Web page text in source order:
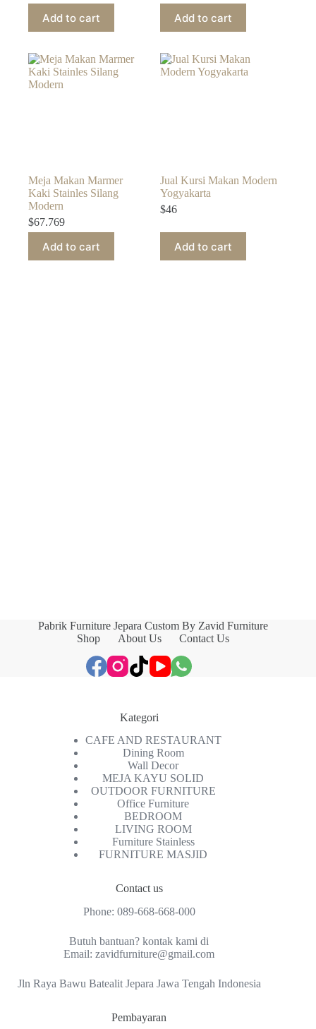
Add to cart Add to cart
Meja Makan Marmer
Kaki Stainles Silang
Modern
$67.769
Add to cart
Jual Kursi Makan Modern
Yogyakarta
$46
Add to cart
Pabrik Furniture Jepara Custom By Zavid Furniture
Shop
About Us Contact Us
Kategori
CAFE AND RESTAURANT
Dining Room
Wall Decor
MEJA KAYU SOLID
OUTDOOR FURNITURE
Office Furniture
BEDROOM
LIVING ROOM
Furniture Stainless
FURNITURE MASJID
Contact us
Phone: 089-668-668-000
Butuh bantuan? kontak kami di
Email:zavidfurniture@gmail.com
Jln Raya Bawu Batealit Jepara Jawa Tengah Indonesia
Pembayaran